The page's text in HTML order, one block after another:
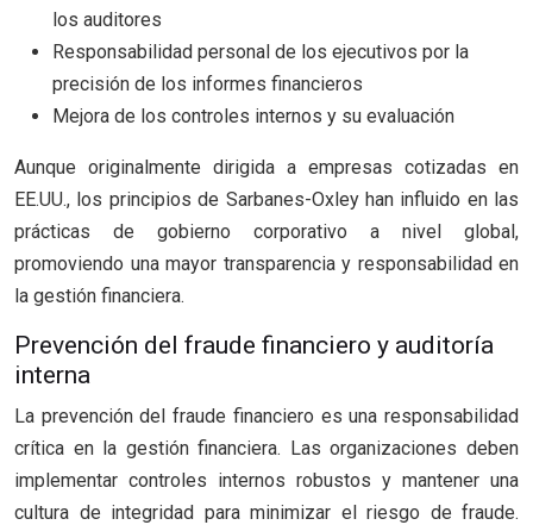
los auditores
Responsabilidad personal de los ejecutivos por la
precisión de los informes financieros
Mejora de los controles internos y su evaluación
Aunque originalmente dirigida a empresas cotizadas en
EE.UU., los principios de Sarbanes-Oxley han influido en las
prácticas de gobierno corporativo a nivel global,
promoviendo una mayor transparencia y responsabilidad en
la gestión financiera.
Prevención del fraude financiero y auditoría
interna
La prevención del fraude financiero es una responsabilidad
crítica en la gestión financiera. Las organizaciones deben
implementar controles internos robustos y mantener una
cultura de integridad para minimizar el riesgo de fraude.